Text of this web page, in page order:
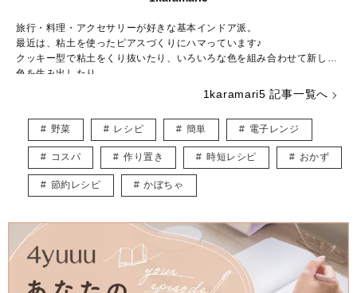
旅行・料理・アクセサリーが好きな基本インドア派。
最近は、粘土を使ったピアスづくりにハマっています♪
クッキー型で粘土をくり抜いたり、いろいろな色を組み合わせて新しい
色を生み出したり……。
粘土の世界は奥が深く、アイデアがつきません。
分を味わうこともしばしば♡
調理師としての経験を活かして、思わず作ってみたくなるような料理の
記事を発信していきます！
1karamari5 記事一覧へ
野菜 レシピ 簡単 電子レンジ
コスパ 作り置き 時短レシピ おかず
節約レシピ かぼちゃ